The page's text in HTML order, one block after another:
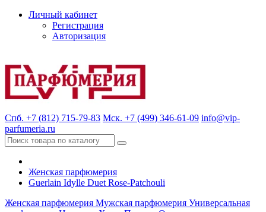
Личный кабинет
Регистрация
Авторизация
Спб. +7 (812) 715-79-83 Мск. +7 (499) 346-61-09 info@vip-
parfumeria.ru
Женская парфюмерия
Guerlain Idylle Duet Rose-Patchouli
Женская парфюмерия Мужская парфюмерия Универсальная